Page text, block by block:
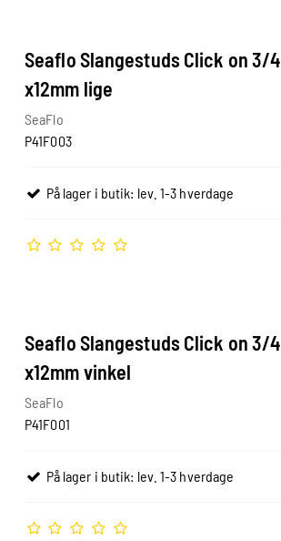
Seaflo Slangestuds Click on 3/4
x12mm lige
SeaFlo
P41F003
På lager i butik: lev. 1-3 hverdage
Seaflo Slangestuds Click on 3/4
x12mm vinkel
SeaFlo
P41F001
På lager i butik: lev. 1-3 hverdage